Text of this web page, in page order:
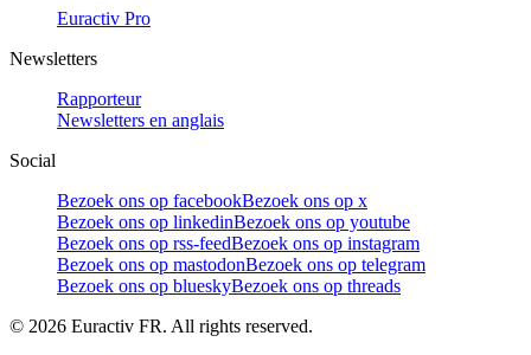
Euractiv Pro
Newsletters
Rapporteur
Newsletters en anglais
Social
Bezoek ons op facebookBezoek ons op x
Bezoek ons op linkedinBezoek ons op youtube
Bezoek ons op rss-feedBezoek ons op instagram
Bezoek ons op mastodonBezoek ons op telegram
Bezoek ons op blueskyBezoek ons op threads
© 2026 Euractiv FR. All rights reserved.